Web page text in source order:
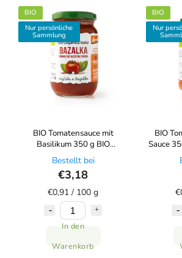
Teuerste
Alphabetisch
BIO
Nur persönliche
Sammlung
BIO Tomatensauce mit
Basilikum 350 g BIO
ORGANICA ITALIA
Bestellt bei
€3,18
€0,91 / 100 g
In den
Warenkorb
BIO
Nur
BIO
Sauce